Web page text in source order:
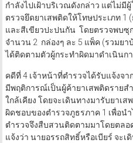
กำลังไปเฝ้าบริเวณดังกล่าว แต่ไม่มี
ตรวจยึดยาเสพติดให้โทษประเภท
และสีเขียวปะปนกัน โดยตรวจพบซุ
จำนวน 2 กล่องๆ ละ 5 แพ็ค (รวมย
ได้ติดตามตัวผู้กระทำผิดมาดำเนินก
คดีที่ 4 เจ้าหน้าที่ตำรวจได้รับแจ้งจ
มีพฤติการณ์เป็นผู้ค้ายาเสพติดราย
ใกล้เคียง โดยจะเดินทางมารับยาเ
ผิดชอบของตำรวจภูธรภาค 1 เพื่อน
ตำรวจจึงสืบสวนติดตามมาโดยตลอ
แจ้งว่า นายอรรถสิทธิ์หรือเบียร์ จะ